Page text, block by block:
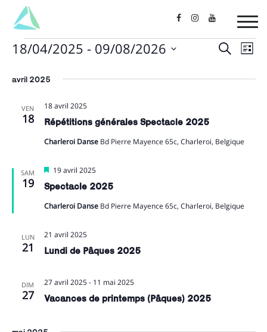
Events
Events
Search
List
18/04/2025 - 09/08/2026
date.
avril 2025
VEN
18 Répétitions générales Spectacle 2025
18 avril 2025
Charleroi Danse Bd Pierre Mayence 65c, Charleroi, Belgique
SAM
19 Spectacle 2025
Featured
19 avril 2025
Charleroi Danse Bd Pierre Mayence 65c, Charleroi, Belgique
LUN
21 Lundi de Pâques 2025
21 avril 2025
DIM
27 Vacances de printemps (Pâques) 2025
27 avril 2025 - 11 mai 2025